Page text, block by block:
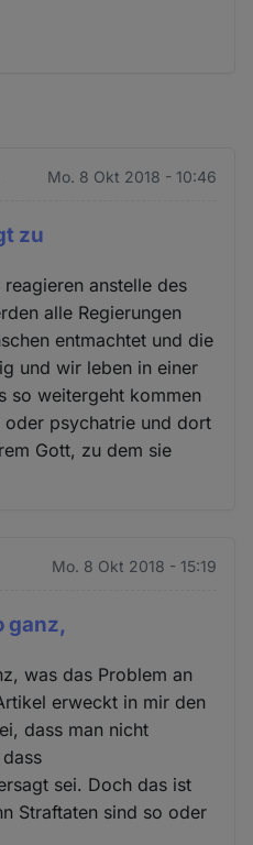
Mo. 8 Okt 2018 - 10:46
zu
anstelle des
alle Regierungen
entmachtet und die
und wir leben in einer
so weitergeht kommen
psychatrie und dort
Gott, zu dem sie
Mo. 8 Okt 2018 - 15:19
ganz,
was das Problem an
erweckt in mir den
dass man nicht
sei. Doch das ist
Straftaten sind so oder